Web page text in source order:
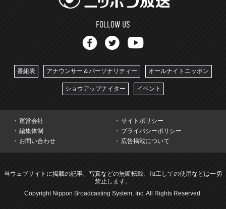
番組表 アナウンサー＆パーソナリティー オールナイトニッポン
ショウアップナイター イベント
運営会社
サイトポリシー
編集体制
プライバシーポリシー
お問い合わせ
広告掲載について
当ウェブサイトに掲載の記事、写真などの無断転載、加工しての使用などは一切
禁止します。
Copyright Nippon Broadcasting System, Inc. All Rights Reserved.